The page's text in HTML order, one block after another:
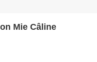
Mie Câline